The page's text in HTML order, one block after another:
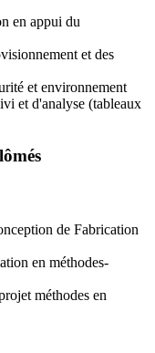
en appui du
et des
et environnement
et d'analyse (tableaux
de Fabrication
en méthodes-
méthodes en